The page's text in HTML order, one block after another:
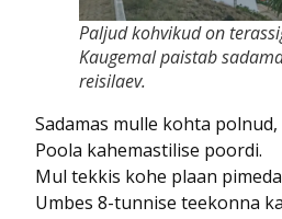
Paljud kohvikud on
Kaugemal paistab
reisilaev.
Sadamas mulle kohta
Poola kahemastilise poordi.
Mul tekkis kohe plaan
Umbes 8-tunnise teekonna